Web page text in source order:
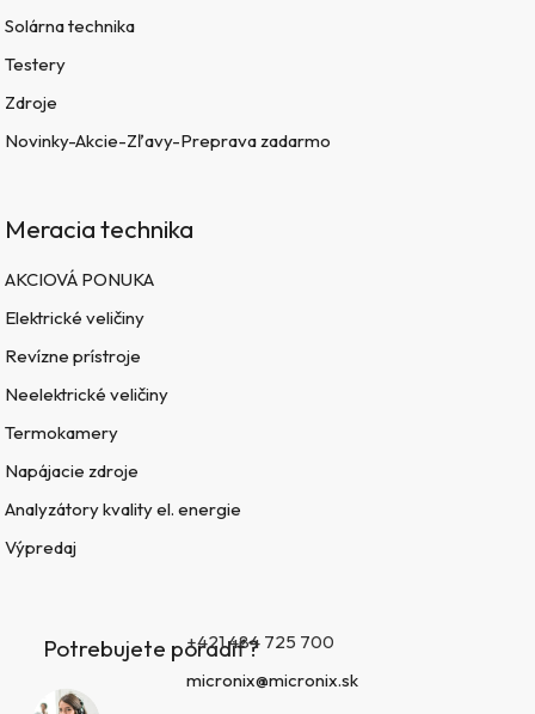
Solárna technika
Testery
Zdroje
Novinky-Akcie-Zľavy-Preprava zadarmo
Meracia technika
AKCIOVÁ PONUKA
Elektrické veličiny
Revízne prístroje
Neelektrické veličiny
Termokamery
Napájacie zdroje
Analyzátory kvality el. energie
Výpredaj
Potrebujete poradiť?+421 484 725 700
micronix@micronix.sk